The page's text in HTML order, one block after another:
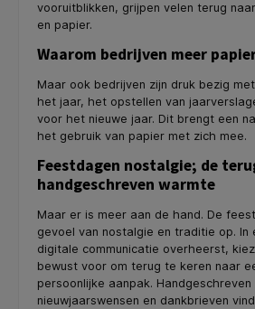
vooruitblikken, grijpen velen terug
en papier.
Waarom bedrijven meer
Maar ook bedrijven zijn druk bezig
het jaar, het opstellen van
voor het nieuwe jaar. Dit brengt een
het gebruik van papier met zich mee.
Feestdagen nostalgie; de
handgeschreven warmte
Maar er is meer aan de hand. De
gevoel van nostalgie en traditie op. In
digitale communicatie overheerst,
bewust voor om terug te keren naar
persoonlijke aanpak.
nieuwjaarswensen en dankbrieven